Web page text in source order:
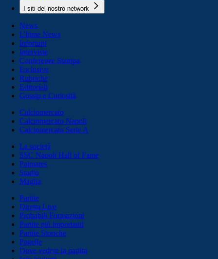
I siti del nostro network
News
Ultime News
Infortuni
Interviste
Conferenze Stampa
Esclusive
Rubriche
Editoriali
Gossip e Curiosità
Calciomercato
Calciomercato Napoli
Calciomercato Serie A
La società
SSC Napoli Hall of Fame
Palmares
Stadio
Maglia
Partite
Diretta Live
Probabili Formazioni
Partite più importanti
Partite Storiche
Pagelle
Dove vedere la partita